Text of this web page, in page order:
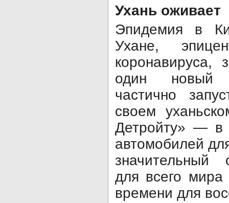
Ухань оживает
Эпидемия в
Ухане,
коронавируса,
один новый
частично
своем
Детройту» — в
автомобилей
значительный
для всего
времени для